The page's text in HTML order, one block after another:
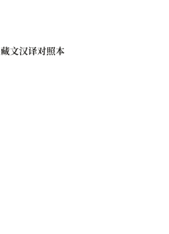
藏文汉译对照本